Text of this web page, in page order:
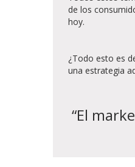
de los
hoy.
¿Todo esto es
una estrategia
“El